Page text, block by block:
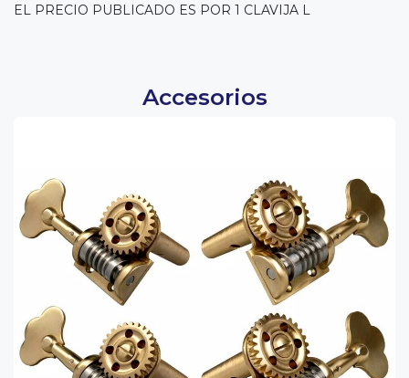
EL PRECIO PUBLICADO ES POR 1 CLAVIJA L
Accesorios